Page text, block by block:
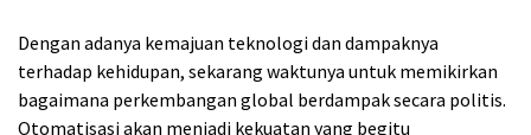
Dengan adanya kemajuan teknologi dan dampaknya
terhadap kehidupan, sekarang waktunya untuk memikirkan
bagaimana perkembangan global berdampak secara politis.
Otomatisasi akan menjadi kekuatan yang begitu